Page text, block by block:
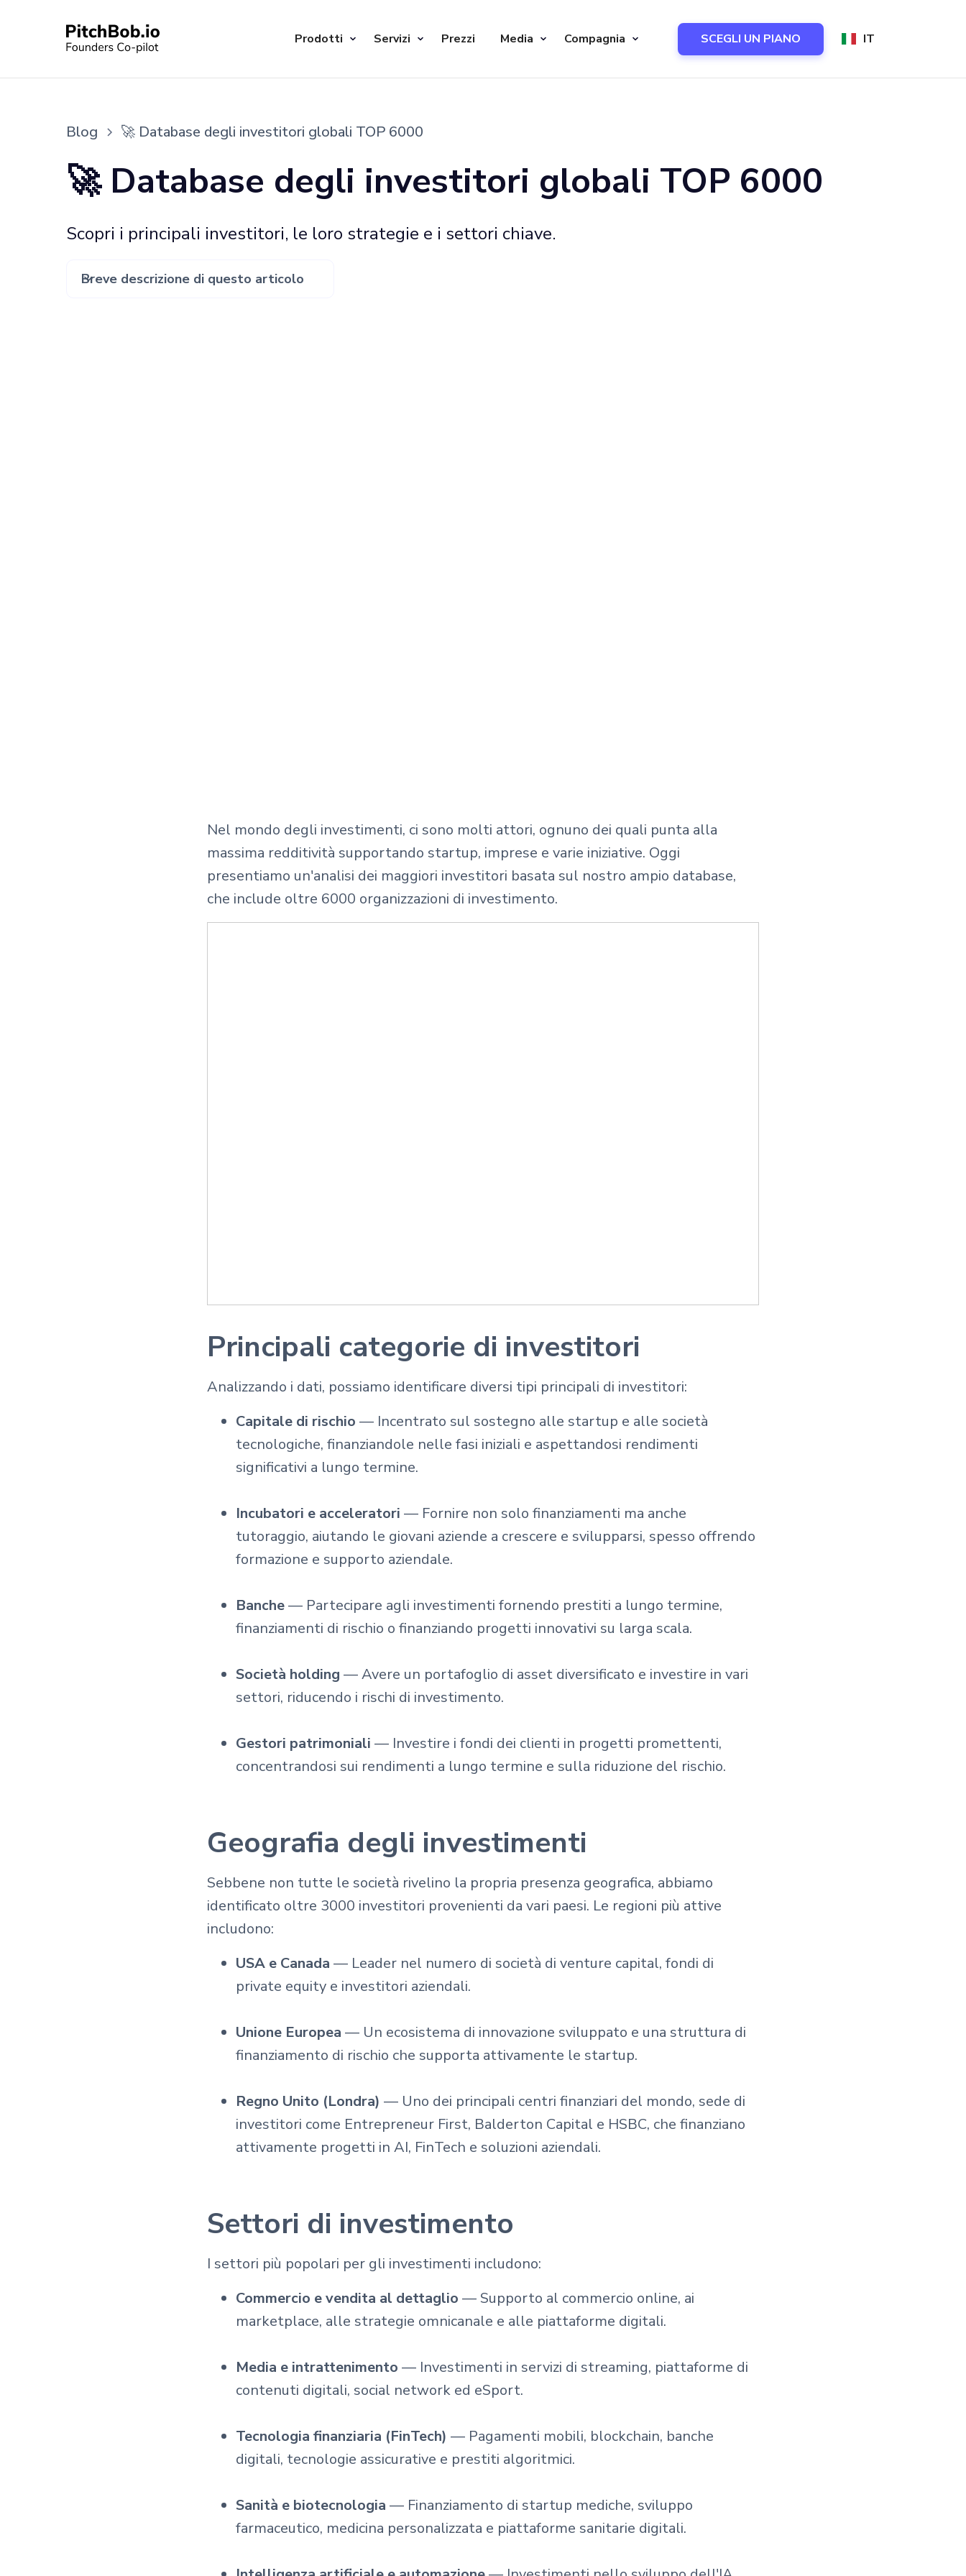
Prodotti Servizi Prezzi Media Compagnia SCEGLI UN PIANO IT
Blog 🚀 Database degli investitori globali TOP 6000
🚀 Database degli investitori globali TOP 6000
Scopri i principali investitori, le loro strategie e i settori chiave.
Breve descrizione di questo articolo
Nel mondo degli investimenti, ci sono molti attori, ognuno dei quali punta alla
massima redditività supportando startup, imprese e varie iniziative. Oggi
presentiamo un'analisi dei maggiori investitori basata sul nostro ampio database,
che include oltre 6000 organizzazioni di investimento.
Principali categorie di investitori
Analizzando i dati, possiamo identificare diversi tipi principali di investitori:
Capitale di rischio — Incentrato sul sostegno alle startup e alle società
tecnologiche, finanziandole nelle fasi iniziali e aspettandosi rendimenti
significativi a lungo termine.
Incubatori e acceleratori — Fornire non solo finanziamenti ma anche
tutoraggio, aiutando le giovani aziende a crescere e svilupparsi, spesso offrendo
formazione e supporto aziendale.
Banche— Partecipare agli investimenti fornendo prestiti a lungo termine,
finanziamenti di rischio o finanziando progetti innovativi su larga scala.
Società holding — Avere un portafoglio di asset diversificato e investire in vari
settori, riducendo i rischi di investimento.
Gestori patrimoniali — Investire i fondi dei clienti in progetti promettenti,
concentrandosi sui rendimenti a lungo termine e sulla riduzione del rischio.
Geografia degli investimenti
Sebbene non tutte le società rivelino la propria presenza geografica, abbiamo
identificato oltre 3000 investitori provenienti da vari paesi. Le regioni più attive
includono:
USA e Canada — Leader nel numero di società di venture capital, fondi di
private equity e investitori aziendali.
Unione Europea — Un ecosistema di innovazione sviluppato e una struttura di
finanziamento di rischio che supporta attivamente le startup.
Regno Unito (Londra) — Uno dei principali centri finanziari del mondo, sede di
investitori come Entrepreneur First, Balderton Capital e HSBC, che finanziano
attivamente progetti in AI, FinTech e soluzioni aziendali.
Settori di investimento
I settori più popolari per gli investimenti includono:
Commercio e vendita al dettaglio — Supporto al commercio online, ai
marketplace, alle strategie omnicanale e alle piattaforme digitali.
Media e intrattenimento — Investimenti in servizi di streaming, piattaforme di
contenuti digitali, social network ed eSport.
Tecnologia finanziaria (FinTech) — Pagamenti mobili, blockchain, banche
digitali, tecnologie assicurative e prestiti algoritmici.
Sanità e biotecnologia — Finanziamento di startup mediche, sviluppo
farmaceutico, medicina personalizzata e piattaforme sanitarie digitali.